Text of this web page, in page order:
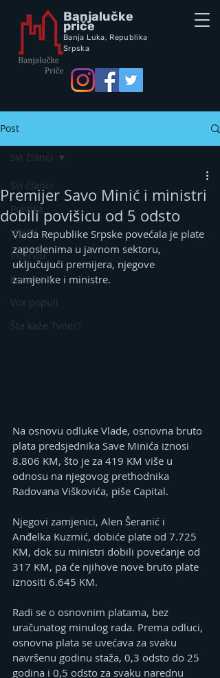
Banjalučke
priče
Banja Luka, Republika
Srpska
Post
Svi članci
Politika
Vijesti
Intervju
Kolumna
Vox populi
Šta kaže Tviter?
Svi članci
Premijer Savo Minić i ministri
dobili povišicu od 5 odsto
Vlada Republike Srpske povećala je plate
zaposlenima u javnom sektoru,
uključujući premijera, njegove
zamjenike i ministre.
Na osnovu odluke Vlade, osnovna bruto
plata predsjednika Save Minića iznosi
8.806 KM, što je za 419 KM više u
odnosu na njegovog prethodnika
Radovana Viškovića, piše Capital.
Njegovi zamjenici, Alen Šeranić i
Anđelka Kuzmić, dobiće plate od 7.725
KM, dok su ministri dobili povećanje od
317 KM, pa će njihove nove bruto plate
iznositi 6.645 KM.
Radi se o osnovnim platama, bez
uračunatog minulog rada. Prema odluci,
osnovna plata se uvećava za svaku
navršenu godinu staža, 0,3 odsto do 25
godina i 0,5 odsto za svaku narednu